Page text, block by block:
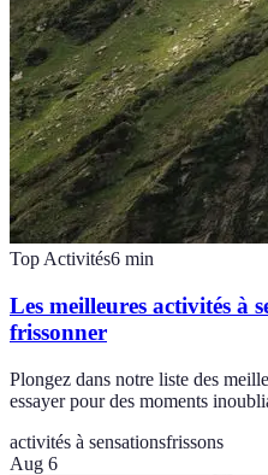
Top Activités6 min
Les meilleures activités à
frissonner
Plongez dans notre liste des
essayer pour des moments
activités à sensationsfrissons
Aug 6